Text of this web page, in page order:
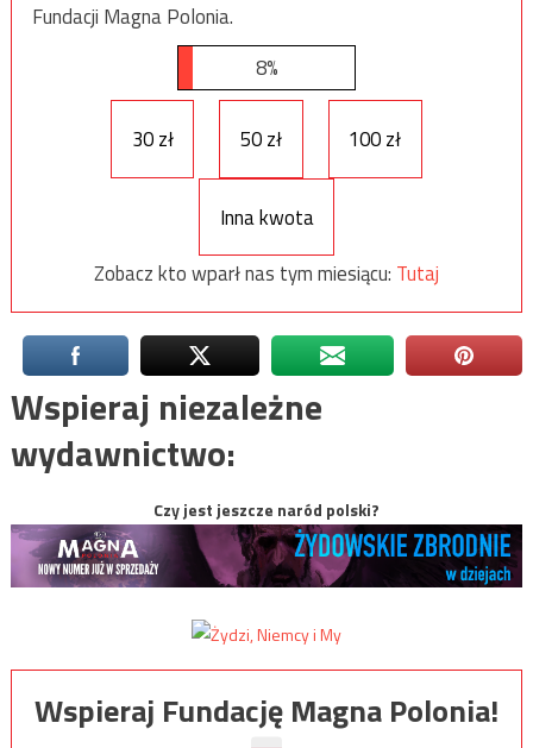
Fundacji Magna Polonia.
8%
30 zł 50 zł 100 zł
Inna kwota
Zobacz kto wparł nas tym miesiącu: Tutaj
Wspieraj niezależne
wydawnictwo:
Czy jest jeszcze naród polski?
Wspieraj Fundację Magna Polonia!